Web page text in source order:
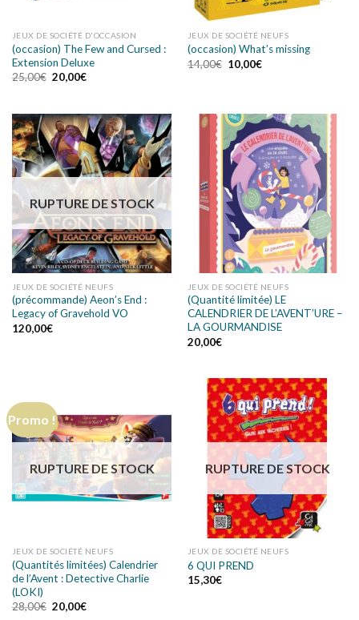
JEUX DE SOCIÉTÉ D'OCCASION
(occasion) The Few and Cursed :
Extension Deluxe
25,00€ 20,00€
JEUX DE SOCIÉTÉ NEUFS
(occasion) What’s missing
14,00€ 10,00€
RUPTURE DE STOCK
JEUX DE SOCIÉTÉ NEUFS
(précommande) Aeon’s End :
Legacy of Gravehold VO
120,00€
JEUX DE SOCIÉTÉ NEUFS
(Quantité limitée) LE
CALENDRIER DE L’AVENT’URE –
LA GOURMANDISE
20,00€
Promo !
RUPTURE DE STOCK
JEUX DE SOCIÉTÉ NEUFS
(Quantités limitées) Calendrier
de l’Avent : Detective Charlie
(LOKI)
28,00€ 20,00€
RUPTURE DE STOCK
JEUX DE SOCIÉTÉ NEUFS
6 QUI PREND
15,30€